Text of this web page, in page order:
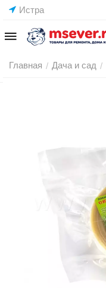
Истра
Главная / Дача и сад /